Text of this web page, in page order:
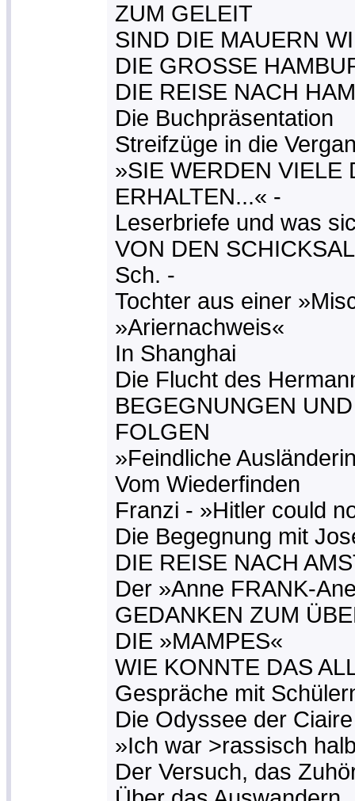
ZUM GELEIT
SIND DIE MAUERN
DIE GROSSE
DIE REISE NACH
Die Buchpräsentation
Streifzüge in die
»SIE WERDEN VIELE
ERHALTEN...« -
Leserbriefe und was
VON DEN
Sch. -
Tochter aus einer
»Ariernachweis«
In Shanghai
Die Flucht des
BEGEGNUNGEN
FOLGEN
»Feindliche
Vom Wiederfinden
Franzi - »Hitler could
Die Begegnung mit
DIE REISE NACH
Der »Anne FRANK-
GEDANKEN ZUM
DIE »MAMPES«
WIE KONNTE DAS
Gespräche mit
Die Odyssee der
»Ich war >rassisch
Der Versuch, das